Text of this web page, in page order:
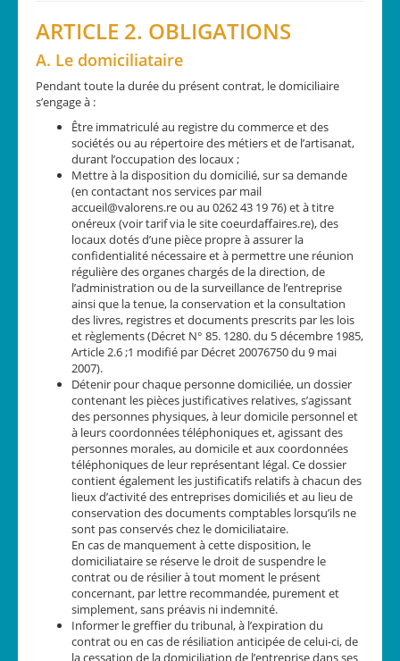
ARTICLE 2. OBLIGATIONS
A. Le domiciliataire
Pendant toute la durée du présent contrat, le domiciliaire
s’engage à :
Être immatriculé au registre du commerce et des
sociétés ou au répertoire des métiers et de l’artisanat,
durant l’occupation des locaux ;
Mettre à la disposition du domicilié, sur sa demande
(en contactant nos services par mail
accueil@valorens.re ou au 0262 43 19 76) et à titre
onéreux (voir tarif via le site coeurdaffaires.re), des
locaux dotés d’une pièce propre à assurer la
confidentialité nécessaire et à permettre une réunion
régulière des organes chargés de la direction, de
l’administration ou de la surveillance de l’entreprise
ainsi que la tenue, la conservation et la consultation
des livres, registres et documents prescrits par les lois
et règlements (Décret N° 85. 1280. du 5 décembre 1985,
Article 2.6 ;1 modifié par Décret 20076750 du 9 mai
2007).
Détenir pour chaque personne domiciliée, un dossier
contenant les pièces justificatives relatives, s’agissant
des personnes physiques, à leur domicile personnel et
à leurs coordonnées téléphoniques et, agissant des
personnes morales, au domicile et aux coordonnées
téléphoniques de leur représentant légal. Ce dossier
contient également les justificatifs relatifs à chacun des
lieux d’activité des entreprises domiciliés et au lieu de
conservation des documents comptables lorsqu’ils ne
sont pas conservés chez le domiciliataire.
En cas de manquement à cette disposition, le
domiciliataire se réserve le droit de suspendre le
contrat ou de résilier à tout moment le présent
concernant, par lettre recommandée, purement et
simplement, sans préavis ni indemnité.
Informer le greffier du tribunal, à l’expiration du
contrat ou en cas de résiliation anticipée de celui-ci, de
la cessation de la domiciliation de l’entreprise dans ses